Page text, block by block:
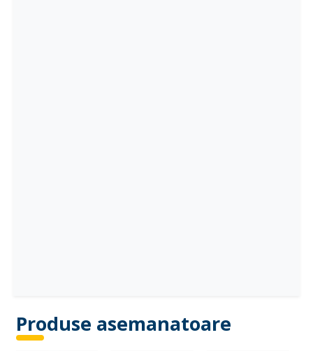
Produse asemanatoare